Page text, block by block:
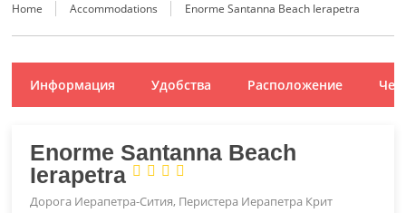
Home Accommodations Enorme Santanna Beach Ierapetra
Информация Удобства Расположение Чем
Enorme Santanna Beach
Ierapetra




Дорога Иерапетра-Сития, Перистера Иерапетра Крит